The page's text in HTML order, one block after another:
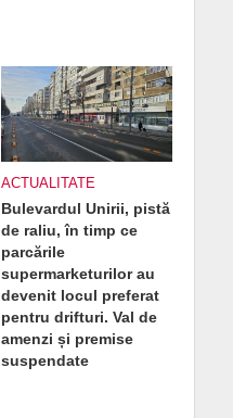
ACTUALITATE
Bulevardul Unirii, pistă
de raliu, în timp ce
parcările
supermarketurilor au
devenit locul preferat
pentru drifturi. Val de
amenzi și premise
suspendate